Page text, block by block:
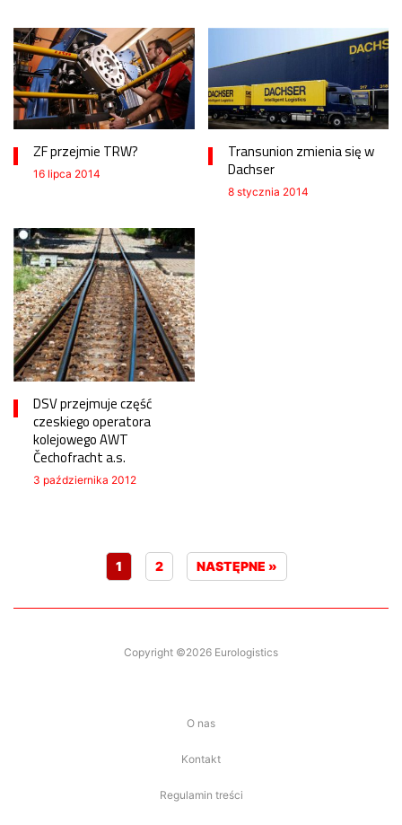
ZF przejmie TRW?
16 lipca 2014
Transunion zmienia się w
Dachser
8 stycznia 2014
DSV przejmuje część
czeskiego operatora
kolejowego AWT
Čechofracht a.s.
3 października 2012
1 2 NASTĘPNE »
Copyright ©2026 Eurologistics
O nas
Kontakt
Regulamin treści